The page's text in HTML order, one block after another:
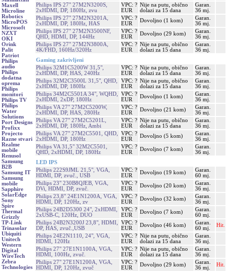
Maxell
Microline
Robotics
MicroPOS
Microsoft
NZXT
OKI
Orink
Palit
Patriot
Philips
audio
Philips
dodatna
oprema
Philips
monitori
Philips TV
Philips
Water
Solutions
Port Designs
Profixx
Projecto
Razne stvari
Realme
mobile
Renusol
Samsung
B2B
Samsung IT
Samsung
mobile
Sapphire
SolarEdge
Sony
Spire
Thermal
Grizzly
TP-Link
Trinasolar
Ubiquiti
Unitech
Western
Digital
WireTech
Zebra
Technologies
Philips IPS 27" 27M2N3200S,
2xHDMI, DP, 180Hz, zvu
VPC: ?
EUR
Nije na putu, obično
dolazi za 15 dana
Garan.
36 mj.
Philips IPS 27" 27M2N3201A,
2xHDMI, DP, 180Hz, HAS
VPC: ?
EUR
Dovoljno (1 kom)
Garan.
36 mj.
Philips IPS 27" 27M2N3500NF,
QHD, HDMI, DP, 144Hz
VPC: ?
EUR
Dovoljno (29 kom)
Garan.
36 mj.
Philips IPS 27" 27M2N3800A,
4K/FHD, 160Hz/320Hz
VPC: ?
EUR
Nije na putu, obično
dolazi za 15 dana
Garan.
36 mj.
Gaming zakrivljeni
Philips 32M1C5200W 31,5",
2xHDMI, DP, HAS, 240Hz
VPC: ?
EUR
Nije na putu, obično
dolazi za 15 dana
Garan.
36 mj.
Philips 32M2C3500L 31,5", QHD,
2xHDMI, DP, 180Hz
VPC: ?
EUR
Nije na putu, obično
dolazi za 15 dana
Garan.
36 mj.
Philips 34M2C5501A 34", WQHD,
2xHDMI, 2xDP, 180Hz
VPC: ?
EUR
Dovoljno (1 kom)
Garan.
36 mj.
Philips VA 27" 27M2C5200W,
2xHDMI, DP, HAS, 280Hz
VPC: ?
EUR
Dovoljno (21 kom)
Garan.
36 mj.
Philips VA 27" 27M2C5201L,
2xHDMI, DP, 180Hz, Ambi
VPC: ?
EUR
Nije na putu, obično
dolazi za 15 dana
Garan.
36 mj.
Philips VA 27" 27M2C5501, QHD,
2xHDMI, DP, 180Hz
VPC: ?
EUR
Dovoljno (5 kom)
Garan.
36 mj.
Philips VA 31,5" 32M2C5501,
QHD, 2xHDMI, DP, 180Hz
VPC: ?
EUR
Dovoljno (7 kom)
Garan.
36 mj.
LED IPS
Philips 222S9JML 21,5", VGA,
HDMI, DP, zvuč., USB
VPC: ?
EUR
Dovoljno (19 kom)
Garan.
60 mj.
Philips 23" 230B8QJEB, VGA,
DVi, HDMI, DP, zvuč.
VPC: ?
EUR
Dovoljno (20 kom)
Garan.
36 mj.
Philips 23,8" 24E1N1200A, VGA,
HDMI, DP, 120Hz, zv
VPC: ?
EUR
Dovoljno (32 kom)
Garan.
36 mj.
Philips 24B2D5300 24", 2xHDMI,
2xUSB-C, 120Hz, DUO
VPC: ?
EUR
Dovoljno (7 kom)
Garan.
60 mj.
Philips 24B2N3200J 23,8", HDMI,
DP, HAS, zvuč.,USB
VPC: ?
EUR
Dovoljno (46 kom)
Garan.
60 mj.
Hit.
Philips 24E2N1110, 24", VGA,
HDMI, 120Hz
VPC: ?
EUR
Nije na putu, obično
dolazi za 15 dana
Garan.
36 mj.
Philips 27" 27E1N1100A, VGA,
HDMI, 100Hz, zvuč.
VPC: ?
EUR
Nije na putu, obično
dolazi za 15 dana
Garan.
36 mj.
Philips 27" 27E1N1200A, VGA,
HDMI, DP, 120Hz, zvuč
VPC: ?
EUR
Dovoljno (29 kom)
Garan.
36 mj.
Hit.